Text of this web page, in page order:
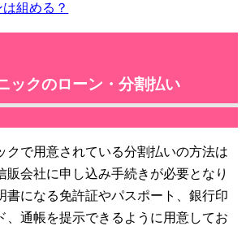
組める？
ックのローン・分割払い
で用意されている分割払いの方法は
販会社に申し込み手続きが必要となり
書になる免許証やパスポート、銀行印
、通帳を提示できるように用意してお